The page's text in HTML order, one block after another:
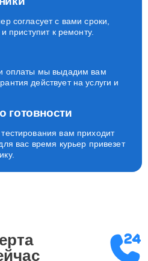
согласует с вами сроки,
приступит к ремонту.
оплаты мы выдадим вам
действует на услуги и
готовности
вам приходит
вас время курьер привезет